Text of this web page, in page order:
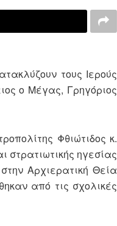
τους Ιερούς
ο Μέγας, Γρηγόριος
Φθιώτιδος κ.
στρατιωτικής ηγεσίας
Αρχιερατική Θεία
από τις σχολικές